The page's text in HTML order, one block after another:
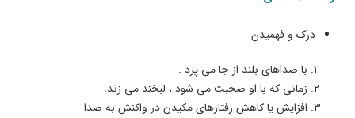
درک و فهمیدن
با صداهای بلند از جا می پرد .
زمانی که با او صحبت می شود ، لبخند می زند.
افزایش یا کاهش رفتارهای مکیدن در واکنش به صدا